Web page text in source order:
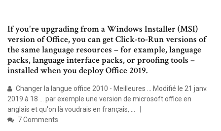
If you're upgrading from a Windows Installer (MSI)
version of Office, you can get Click-to-Run versions of
the same language resources – for example, language
packs, language interface packs, or proofing tools –
installed when you deploy Office 2019.
Changer la langue office 2010 - Meilleures ... Modifié le 21 janv.
2019 à 18 ... par exemple une version de microsoft office en
anglais et qu'on là voudrais en français, ...
7 Comments